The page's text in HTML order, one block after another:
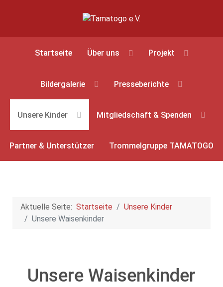
Startseite Über uns Projekt
Bildergalerie Presseberichte
Unsere Kinder Mitgliedschaft & Spenden
Partner & Unterstützer Trommelgruppe TAMATOGO
Aktuelle Seite: Startseite
Unsere Kinder
Unsere Waisenkinder
Unsere Waisenkinder